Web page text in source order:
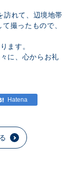
訪れて、辺境地帯
撮ったもので、
ます。
に、心からお礼